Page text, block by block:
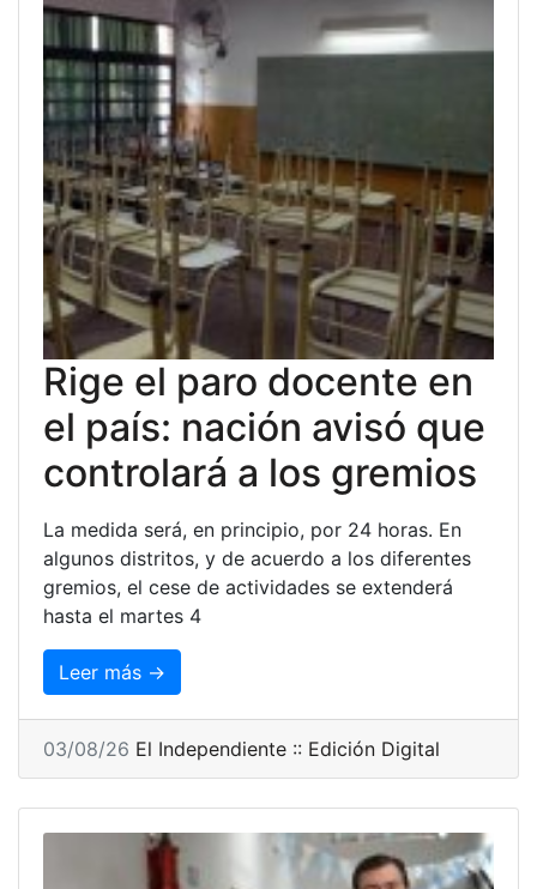
Rige el paro docente en
el país: nación avisó que
controlará a los gremios
La medida será, en principio, por 24 horas. En
algunos distritos, y de acuerdo a los diferentes
gremios, el cese de actividades se extenderá
hasta el martes 4
Leer más →
03/08/26 El Independiente :: Edición Digital